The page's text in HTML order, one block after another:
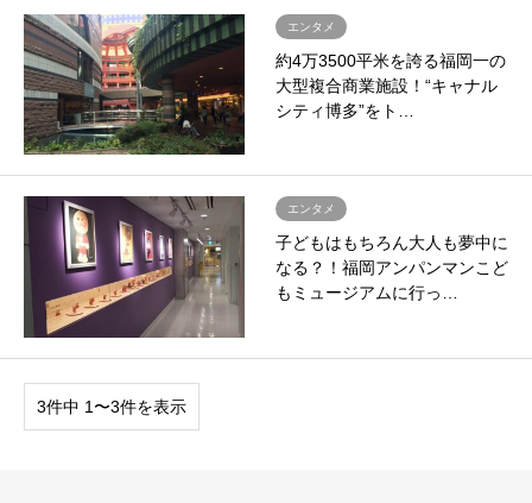
エンタメ
約4万3500平米を誇る福岡一の
大型複合商業施設！“キャナル
シティ博多”をト…
エンタメ
子どもはもちろん大人も夢中に
なる？！福岡アンパンマンこど
もミュージアムに行っ…
3件中 1〜3件を表示